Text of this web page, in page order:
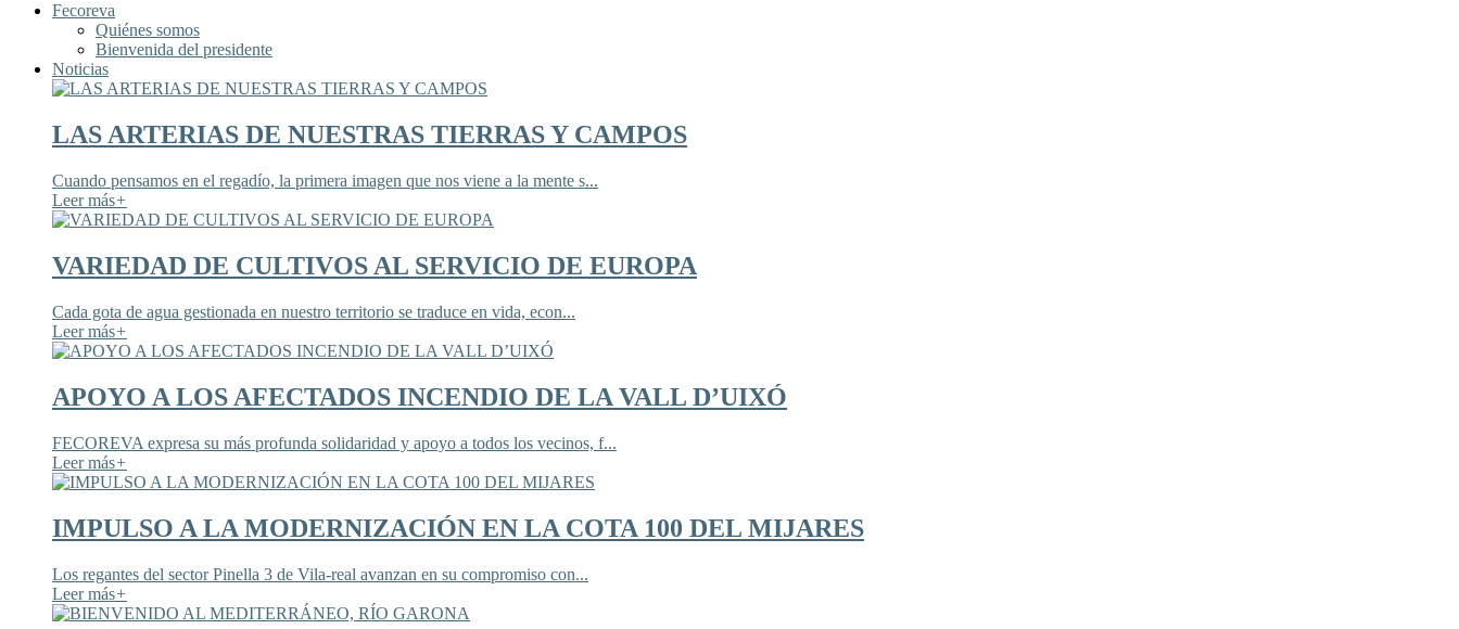
Fecoreva
Quiénes somos
Bienvenida del presidente
Noticias
LAS ARTERIAS DE NUESTRAS TIERRAS Y CAMPOS
Cuando pensamos en el regadío, la primera imagen que nos viene a la mente s...
Leer más+
VARIEDAD DE CULTIVOS AL SERVICIO DE EUROPA
Cada gota de agua gestionada en nuestro territorio se traduce en vida, econ...
Leer más+
APOYO A LOS AFECTADOS INCENDIO DE LA VALL D’UIXÓ
FECOREVA expresa su más profunda solidaridad y apoyo a todos los vecinos, f...
Leer más+
IMPULSO A LA MODERNIZACIÓN EN LA COTA 100 DEL MIJARES
Los regantes del sector Pinella 3 de Vila-real avanzan en su compromiso con...
Leer más+